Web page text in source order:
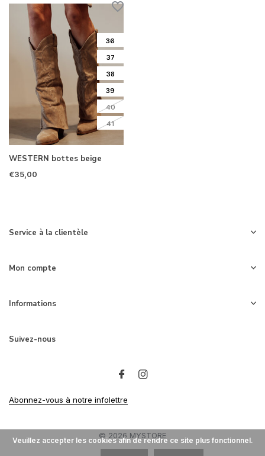
36
37
38
39
40
41
WESTERN bottes beige
€35,00
Service à la clientèle
Mon compte
Informations
Suivez-nous
Abonnez-vous à notre infolettre
© 2026 MYSTORE
Veuillez accepter les cookies afin de rendre ce site plus fonctionnel.